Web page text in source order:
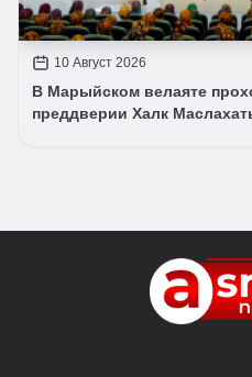
10 Август 2026
В Марыйском велаяте
преддверии Халк